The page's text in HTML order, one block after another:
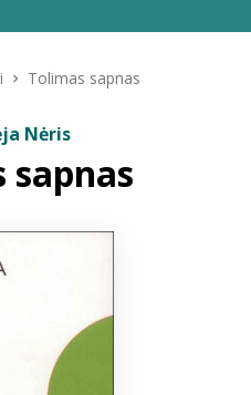
Tolimas sapnas
Nėris
sapnas